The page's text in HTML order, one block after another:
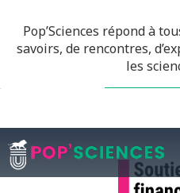
Pop’Sciences répond à
savoirs, de rencontres,
les